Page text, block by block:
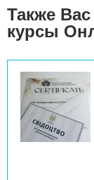
Также
курсы